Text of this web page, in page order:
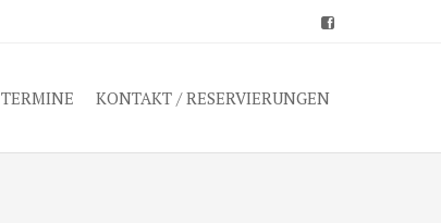
TERMINE KONTAKT / RESERVIERUNGEN